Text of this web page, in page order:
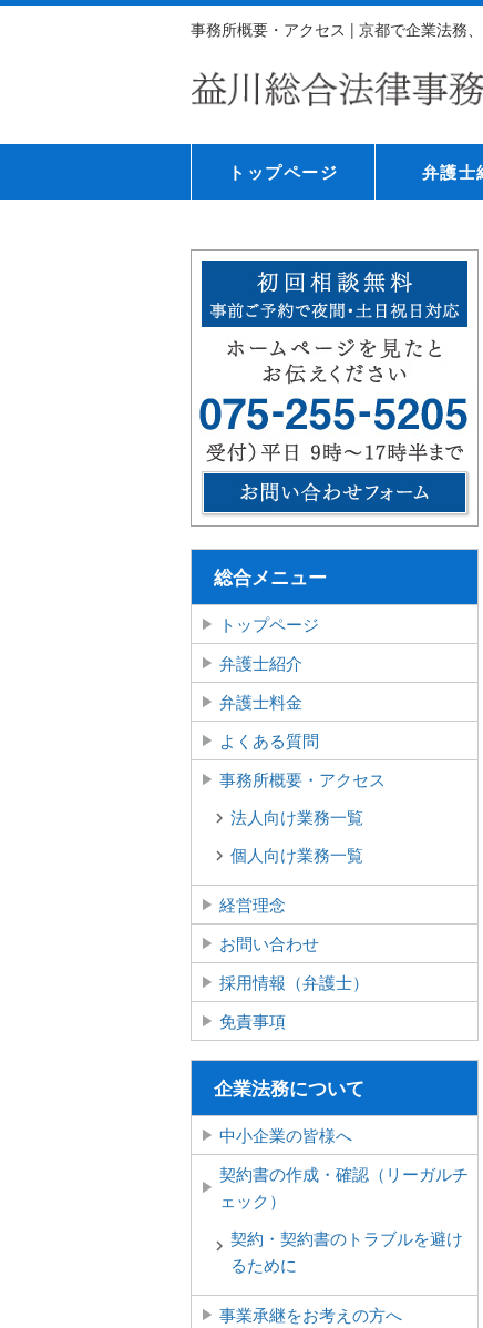
事務所概要・アクセス | 京都で企業法務
トップページ 弁護士
総合メニュー
トップページ
弁護士紹介
弁護士料金
よくある質問
事務所概要・アクセス
法人向け業務一覧
個人向け業務一覧
経営理念
お問い合わせ
採用情報（弁護士）
免責事項
企業法務について
中小企業の皆様へ
契約書の作成・確認（リーガルチ
ェック）
契約・契約書のトラブルを避け
るために
事業承継をお考えの方へ